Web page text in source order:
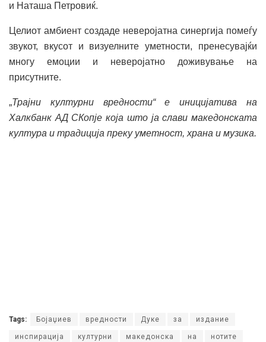
и Наташа Петровиќ.
Целиот амбиент создаде неверојатна синергија помеѓу
звукот, вкусот и визуелните уметности, пренесувајќи
многу емоции и неверојатно доживување на
присутните.
„Трајни културни вредности“ е иницијатива на
Халкбанк АД СКопје која што ја слави македонската
култура и традиција преку уметност, храна и музика.
Tags: Бојаџиев вредности Дуке за издание
инспирација културни македонска на нотите